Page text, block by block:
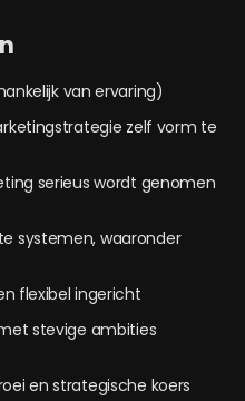
van ervaring)
zelf vorm te
serieus wordt genomen
systemen, waaronder
flexibel ingericht
stevige ambities
en strategische koers